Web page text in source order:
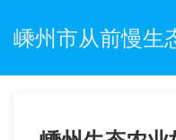
嵊州市从前慢生